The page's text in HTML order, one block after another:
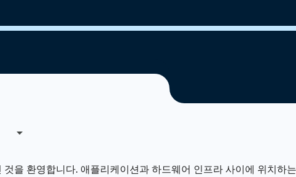
을 환영합니다. 애플리케이션과 하드웨어 인프라 사이에 위치하